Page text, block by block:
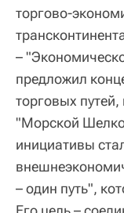
торгово-
–
предложил
торговых
"Морской
инициативы
– один путь",